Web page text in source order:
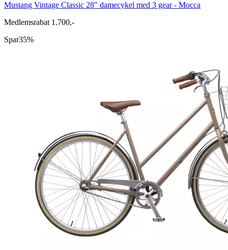
Mustang Vintage Classic 28" damecykel med 3 gear - Mocca
Medlemsrabat 1.700,-
Spar35%